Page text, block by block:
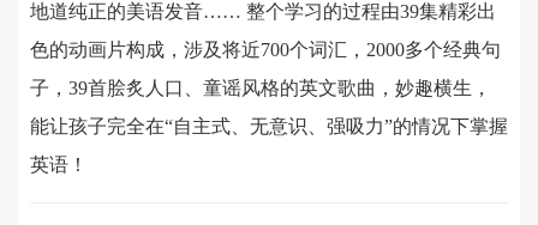
地道纯正的美语发音…… 整个学习的过程由39集精彩出
色的动画片构成，涉及将近700个词汇，2000多个经典句
子，39首脍炙人口、童谣风格的英文歌曲，妙趣横生，
能让孩子完全在“自主式、无意识、强吸力”的情况下掌握
英语！